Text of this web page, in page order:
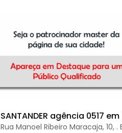
SANTANDER agência 0517
Rua Manoel Ribeiro Maracaja, 10, .